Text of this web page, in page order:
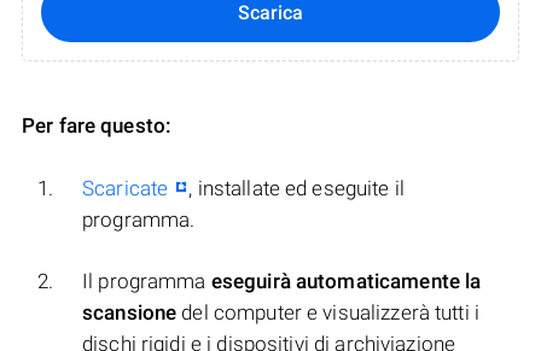
Scarica
Per fare questo:
Scaricate
, installate ed eseguite il
programma.
Il programma eseguirà automaticamente la
scansione del computer e visualizzerà tutti i
dischi rigidi e i dispositivi di archiviazione